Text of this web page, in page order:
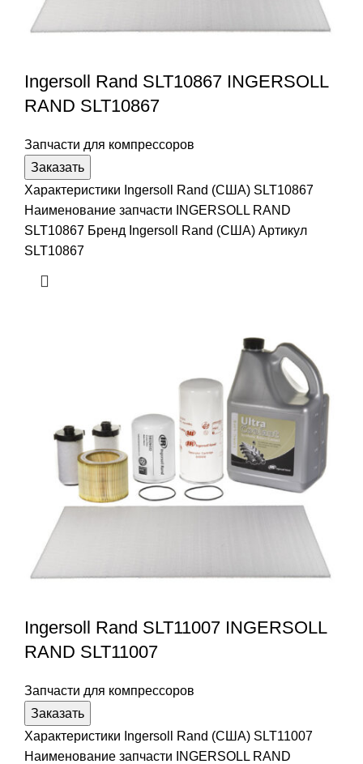
Ingersoll Rand SLT10867 INGERSOLL
RAND SLT10867
Запчасти для компрессоров
Заказать
Характеристики Ingersoll Rand (США) SLT10867
Наименование запчасти INGERSOLL RAND
SLT10867 Бренд Ingersoll Rand (США) Артикул
SLT10867
Ingersoll Rand SLT11007 INGERSOLL
RAND SLT11007
Запчасти для компрессоров
Заказать
Характеристики Ingersoll Rand (США) SLT11007
Наименование запчасти INGERSOLL RAND